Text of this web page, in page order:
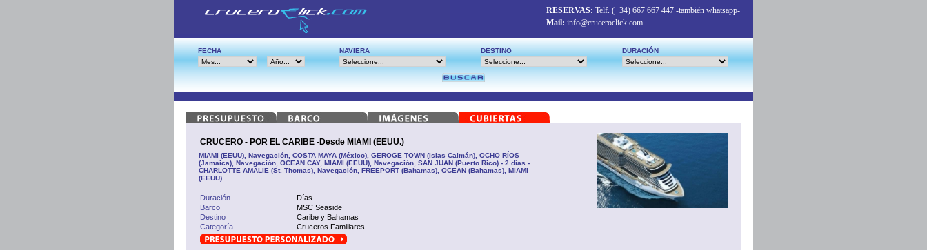
RESERVAS: Telf. (+34) 667 667 447 -también whatsapp-
Mail: info@cruceroclick.com
FECHA NAVIERA DESTINO DURACIÓN
CRUCERO - POR EL CARIBE -Desde MIAMI (EEUU.)
MIAMI (EEUU), Navegación, COSTA MAYA (México), GEROGE TOWN (Islas Caimán), OCHO RÍOS
(Jamaica), Navegación, OCEAN CAY, MIAMI (EEUU), Navegación, SAN JUAN (Puerto Rico) - 2 días -
CHARLOTTE AMALIE (St. Thomas), Navegación, FREEPORT (Bahamas), OCEAN (Bahamas), MIAMI
(EEUU)
Duración
Días
Barco
MSC Seaside
Destino
Caribe y Bahamas
Categoría
Cruceros Familiares